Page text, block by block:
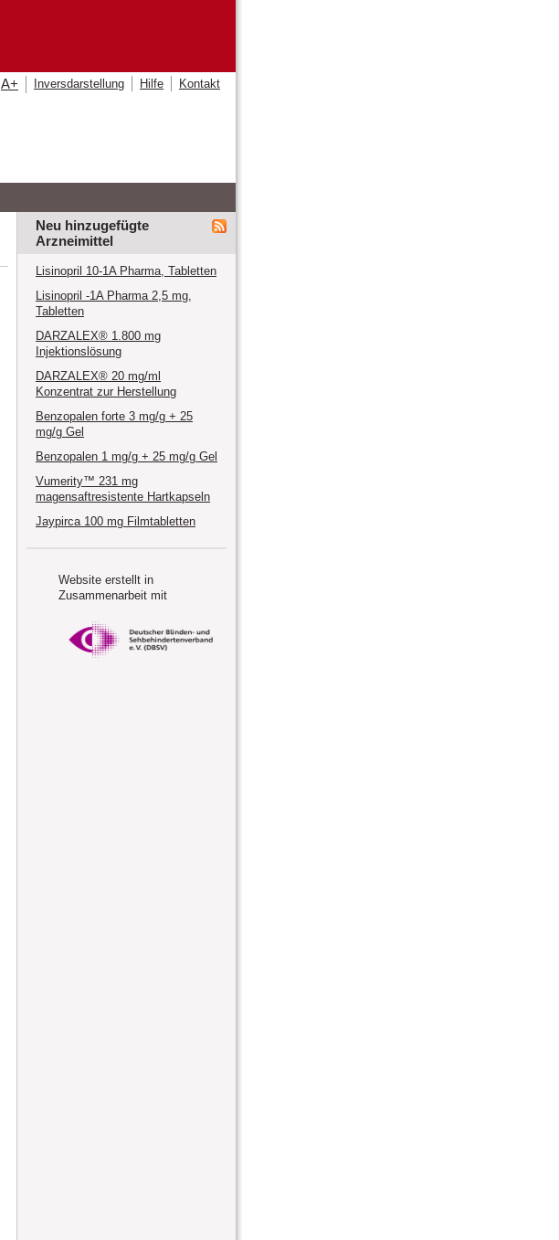
A+ Inversdarstellung Hilfe Kontakt
Neu hinzugefügte
Arzneimittel
Lisinopril 10-1A Pharma, Tabletten
Lisinopril -1A Pharma 2,5 mg,
Tabletten
DARZALEX® 1.800 mg
Injektionslösung
DARZALEX® 20 mg/ml
Konzentrat zur Herstellung
Benzopalen forte 3 mg/g + 25
mg/g Gel
Benzopalen 1 mg/g + 25 mg/g Gel
Vumerity™ 231 mg
magensaftresistente Hartkapseln
Jaypirca 100 mg Filmtabletten
Website erstellt in
Zusammenarbeit mit